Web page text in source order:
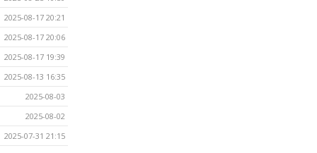
2025-08-17 20:21
2025-08-17 20:06
2025-08-17 19:39
2025-08-13 16:35
2025-08-03
2025-08-02
2025-07-31 21:15